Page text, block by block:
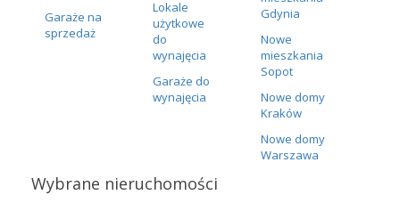
Garaże na
sprzedaż
Lokale
użytkowe
do
wynajęcia
Garaże do
wynajęcia
Gdynia
Nowe
mieszkania
Sopot
Nowe domy
Kraków
Nowe domy
Warszawa
Wybrane nieruchomości